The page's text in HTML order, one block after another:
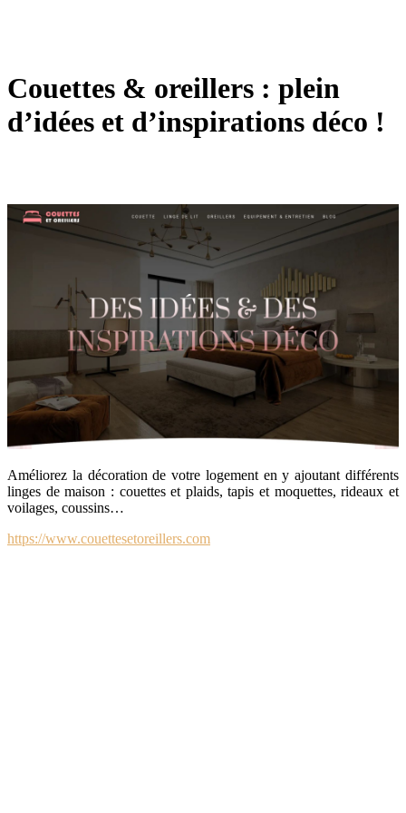
Couettes & oreillers : plein
d’idées et d’inspirations déco !
Améliorez la décoration de votre logement en y ajoutant différents
linges de maison : couettes et plaids, tapis et moquettes, rideaux et
voilages, coussins…
https://www.couettesetoreillers.com